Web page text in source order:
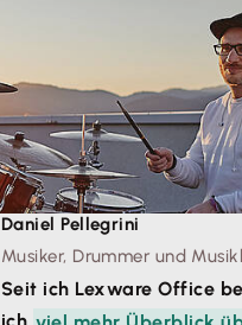
Daniel Pellegrini
Musiker, Drummer und
Seit ich Lexware Office